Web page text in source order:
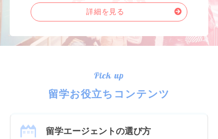
詳細を見る
Pick up
留学お役立ちコンテンツ
留学エージェントの選び方